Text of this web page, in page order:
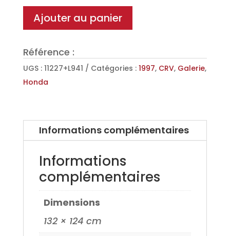
CRV
sans
longitudinale
97>
Ajouter au panier
Référence :
UGS : 11227+L941 Catégories : 1997, CRV, Galerie,
Honda
Informations complémentaires
Informations
complémentaires
Dimensions
132 × 124 cm